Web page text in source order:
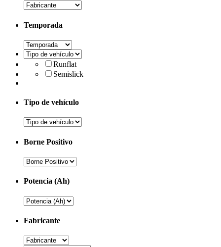
Temporada
Runflat
Semislick
Tipo de vehículo
Borne Positivo
Potencia (Ah)
Fabricante